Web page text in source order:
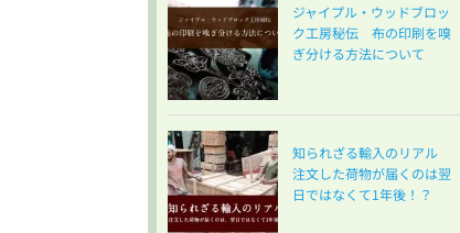
ジャイプル・ウッドブロッ
ク工房秘伝 布の印刷を嗅
ぎ分ける方法について
知られざる輸入のリアル
注文した荷物が届くのは翌
日ではなくて1年後！？